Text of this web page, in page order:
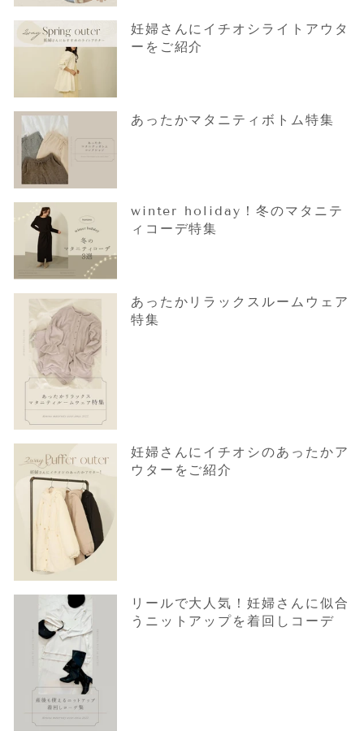
妊婦さんにイチオシライトアウタ
ーをご紹介
あったかマタニティボトム特集
winter holiday！冬のマタニテ
ィコーデ特集
あったかリラックスルームウェア
特集
妊婦さんにイチオシのあったかア
ウターをご紹介
リールで大人気！妊婦さんに似合
うニットアップを着回しコーデ